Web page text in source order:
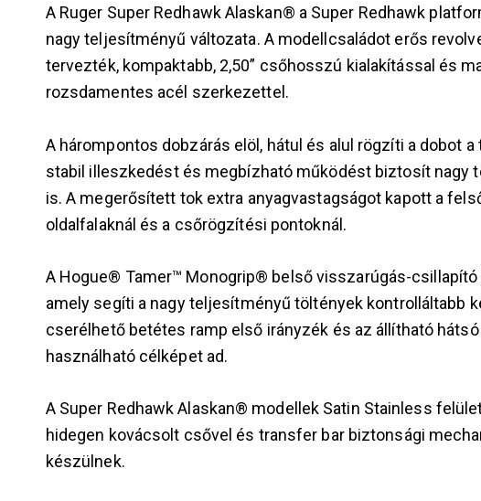
A Ruger Super Redhawk Alaskan® a Super Redhawk
nagy teljesítményű változata. A modellcsaládot erős
tervezték, kompaktabb, 2,50” csőhosszú kialakítással és
rozsdamentes acél szerkezettel.
A hárompontos dobzárás elöl, hátul és alul rögzíti a dobot a
stabil illeszkedést és megbízható működést biztosít nagy
is. A megerősített tok extra anyagvastagságot kapott a
oldalfalaknál és a csőrögzítési pontoknál.
A Hogue® Tamer™ Monogrip® belső visszarúgás-
amely segíti a nagy teljesítményű töltények kontrolláltabb
cserélhető betétes ramp első irányzék és az állítható
használható célképet ad.
A Super Redhawk Alaskan® modellek Satin Stainless
hidegen kovácsolt csővel és transfer bar biztonsági
készülnek.